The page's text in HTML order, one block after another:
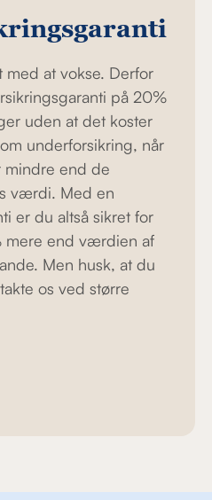
at vokse. Derfor
på 20%
uden at det koster
underforsikring, når
mindre end de
værdi. Med en
er du altså sikret for
mere end værdien af
Men husk, at du
os ved større